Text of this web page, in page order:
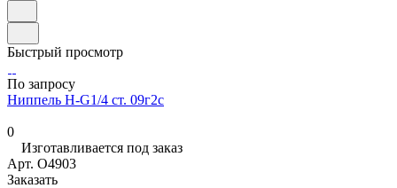
Быстрый просмотр
По запросу
Ниппель Н-G1/4 ст. 09г2с
0
Изготавливается под заказ
Арт. O4903
Заказать